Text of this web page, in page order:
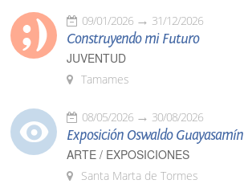
09/01/2026 31/12/2026
Construyendo mi Futuro
JUVENTUD
Tamames
08/05/2026 30/08/2026
Exposición Oswaldo Guayasamín
ARTE / EXPOSICIONES
Santa Marta de Tormes